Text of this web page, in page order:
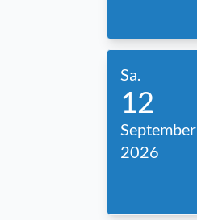
Sa.
12
September
2026